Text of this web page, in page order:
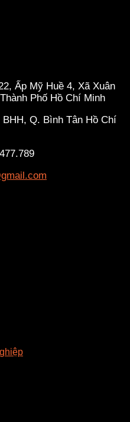
Ấp Mỹ Huề 4, Xã Xuân
Phố Hồ Chí Minh
Q. Bình Tân Hồ Chí